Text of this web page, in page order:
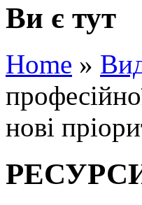
Ви є тут
Home »
нові